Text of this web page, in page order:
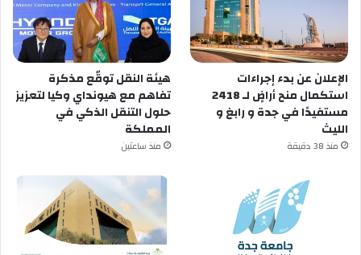
الإعلان عن ‏بدء إجراءات
استكمال منح أراضٍ لـ 2418
مستفيدًا في ⁧‫جدة‬⁩ و ⁧‫رابغ‬⁩ و
منذ 38 دقيقة
هيئة النقل توقّع مذكرة
تفاهم مع هيونداي وكيا لتعزيز
حلول التنقل الذكي في
المملكة
منذ ساعتين